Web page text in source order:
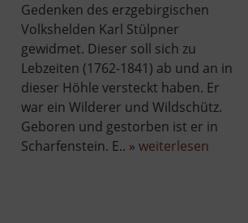
Gedenken des erzgebirgischen
Volkshelden Karl Stülpner
gewidmet. Dieser soll sich zu
Lebzeiten (1762-1841) ab und an in
dieser Höhle versteckt haben. Er
war ein Wilderer und Wildschütz.
Geboren und gestorben ist er in
Scharfenstein. E.. »weiterlesen